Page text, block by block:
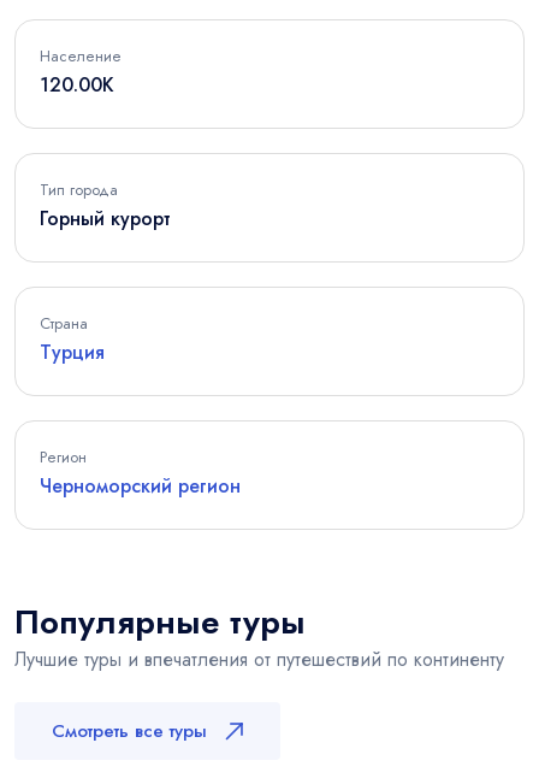
Население
120.00K
Тип города
Горный курорт
Страна
Турция
Регион
Черноморский регион
Популярные туры
Лучшие туры и впечатления от путешествий по континенту
Смотреть все туры